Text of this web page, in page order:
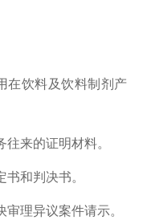
饮料及饮料制剂产
来的证明材料。
和判决书。
理异议案件请示。